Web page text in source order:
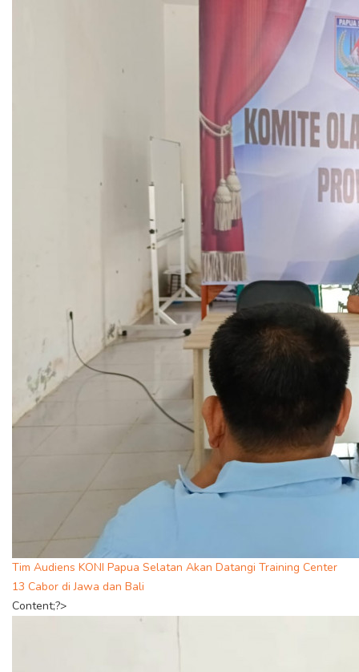
Tim Audiens KONI Papua Selatan Akan Datangi Training Center
13 Cabor di Jawa dan Bali
Content;?>